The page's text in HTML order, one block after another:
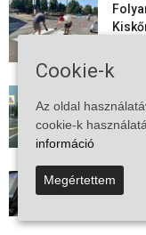
2026-
Cookie-k
Az oldal
cookie-k
információ
Megértettem